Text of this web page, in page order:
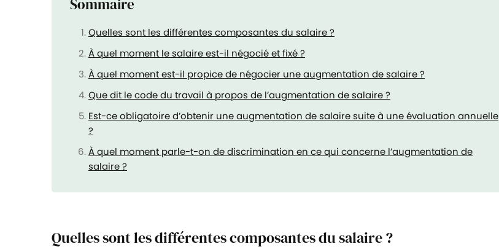
Sommaire
Quelles sont les différentes composantes du salaire ?
À quel moment le salaire est-il négocié et fixé ?
À quel moment est-il propice de négocier une augmentation de salaire ?
Que dit le code du travail à propos de l’augmentation de salaire ?
Est-ce obligatoire d’obtenir une augmentation de salaire suite à une évaluation annuelle
?
À quel moment parle-t-on de discrimination en ce qui concerne l’augmentation de
salaire ?
Quelles sont les différentes composantes du salaire ?